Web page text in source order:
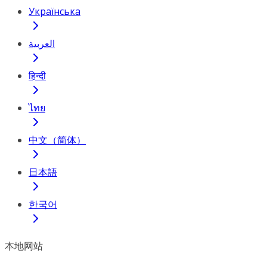
Українська
العربية
हिन्दी
ไทย
中文（简体）
日本語
한국어
本地网站